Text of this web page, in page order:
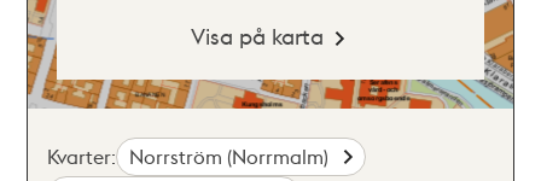
Visa på karta
Kvarter: Norrström (Norrmalm)